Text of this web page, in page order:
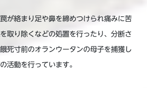
が絡まり足や鼻を締めつけられ痛みに苦
取り除くなどの処置を行ったり、分断さ
死寸前のオランウータンの母子を捕獲し
活動を行っています。